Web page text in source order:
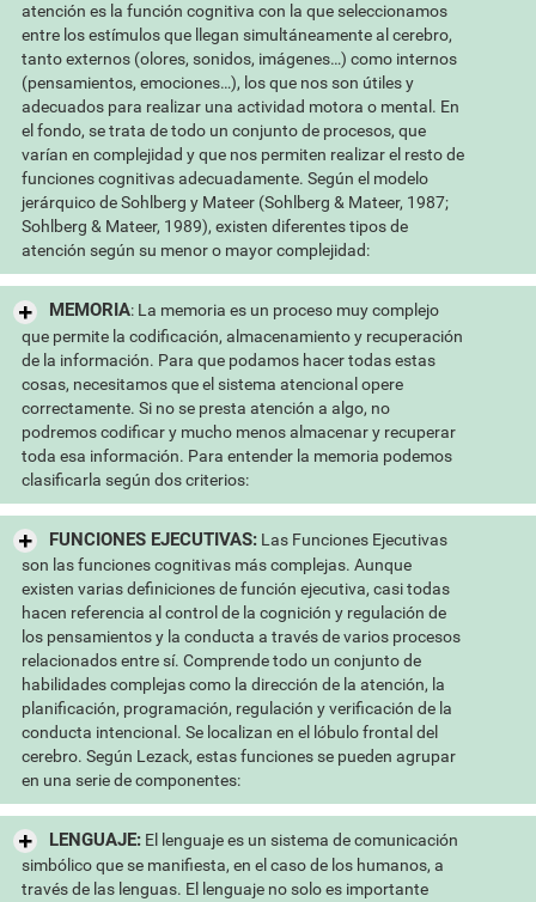
atención es la función cognitiva con la que seleccionamos
entre los estímulos que llegan simultáneamente al cerebro,
tanto externos (olores, sonidos, imágenes…) como internos
(pensamientos, emociones…), los que nos son útiles y
adecuados para realizar una actividad motora o mental. En
el fondo, se trata de todo un conjunto de procesos, que
varían en complejidad y que nos permiten realizar el resto de
funciones cognitivas adecuadamente. Según el modelo
jerárquico de Sohlberg y Mateer (Sohlberg & Mateer, 1987;
Sohlberg & Mateer, 1989), existen diferentes tipos de
atención según su menor o mayor complejidad:
MEMORIA: La memoria es un proceso muy complejo
que permite la codificación, almacenamiento y recuperación
de la información. Para que podamos hacer todas estas
cosas, necesitamos que el sistema atencional opere
correctamente. Si no se presta atención a algo, no
podremos codificar y mucho menos almacenar y recuperar
toda esa información. Para entender la memoria podemos
clasificarla según dos criterios:
FUNCIONES EJECUTIVAS:Las Funciones Ejecutivas
son las funciones cognitivas más complejas. Aunque
existen varias definiciones de función ejecutiva, casi todas
hacen referencia al control de la cognición y regulación de
los pensamientos y la conducta a través de varios procesos
relacionados entre sí. Comprende todo un conjunto de
habilidades complejas como la dirección de la atención, la
planificación, programación, regulación y verificación de la
conducta intencional. Se localizan en el lóbulo frontal del
cerebro. Según Lezack, estas funciones se pueden agrupar
en una serie de componentes:
LENGUAJE:El lenguaje es un sistema de comunicación
simbólico que se manifiesta, en el caso de los humanos, a
través de las lenguas. El lenguaje no solo es importante